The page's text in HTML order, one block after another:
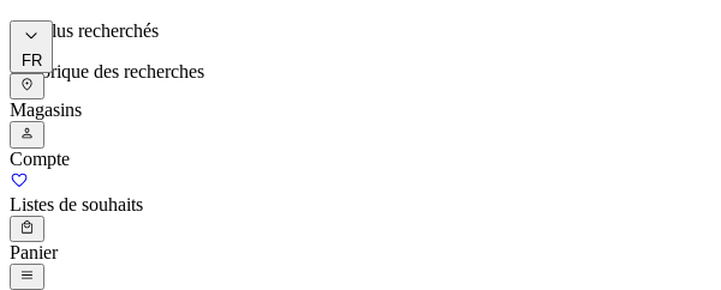
Les plus recherchés
Historique des recherches
FR
Magasins
Compte
Listes de souhaits
Panier